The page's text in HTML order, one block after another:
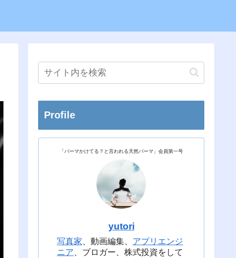
Profile
「パーマかけてる？と言われる天然パーマ」会員第一号
yutori
写真家、動画編集、 アプリエンジ
ニア、ブロガー、株式投資をして